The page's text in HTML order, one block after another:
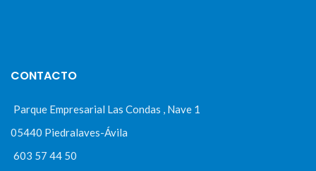
CONTACTO
Parque Empresarial Las Condas , Nave 1
05440 Piedralaves-Ávila
603 57 44 50